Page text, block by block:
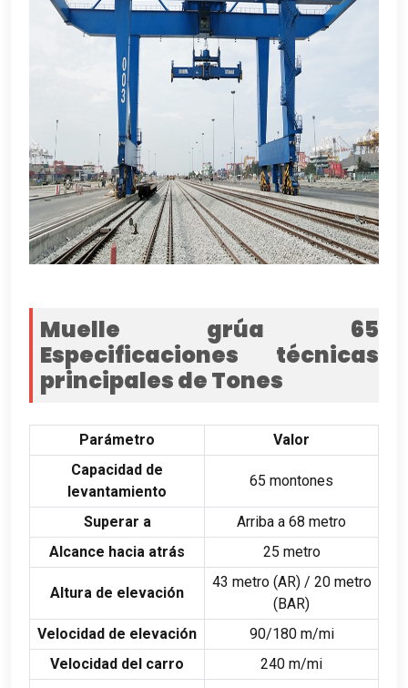
Muelle grúa 65
Especificaciones técnicas
principales de Tones
Parámetro
Valor
Capacidad de
levantamiento
65 montones
Superar a
Arriba a 68 metro
Alcance hacia atrás
25 metro
Altura de elevación
43 metro (AR) / 20 metro
(BAR)
Velocidad de elevación
90/180 m/mi
Velocidad del carro
240 m/mi